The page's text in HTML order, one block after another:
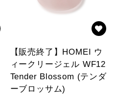
【販売終了】HOMEI ウ
ィークリージェル WF12
Tender Blossom (テンダ
ーブロッサム)